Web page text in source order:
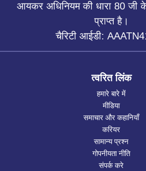
आयकर अधिनियम की धारा 80
प्राप्त है।
चैरिटी आईडी:
त्वरित लिंक
हमारे बारे में
मीडिया
समाचार और कहानियाँ
करियर
सामान्य प्रश्न
गोपनीयता नीति
संपर्क करे